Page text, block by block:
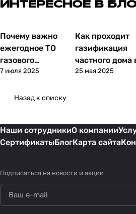
ИНТЕРЕСНОЕ В
Статьи
Почему важно
ежегодное ТО
газового
оборудования:
7 июля 2025
Статьи
Как проходит
газификация
частного дома
Московской
25 мая 2025
Назад к списку
Наши сотрудникиО компании
СертификатыБлогКарта сайта
Подписаться на новости и акции